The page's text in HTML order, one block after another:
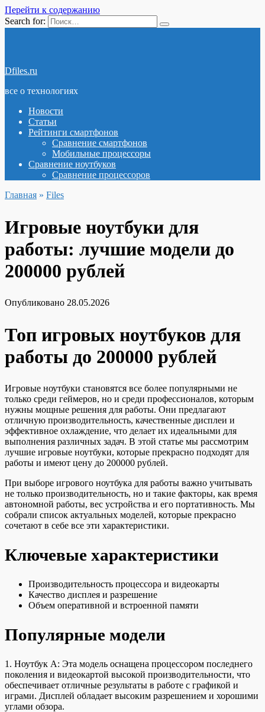
Перейти к содержанию
Search for:
Dfiles.ru
все о технологиях
Новости
Статьи
Рейтинги смартфонов
Сравнение смартфонов
Мобильные процессоры
Сравнение ноутбуков
Сравнение процессоров
Главная » Files
Игровые ноутбуки для
работы: лучшие модели до
200000 рублей
Опубликовано 28.05.2026
Топ игровых ноутбуков для
работы до 200000 рублей
Игровые ноутбуки становятся все более популярными не
только среди геймеров, но и среди профессионалов, которым
нужны мощные решения для работы. Они предлагают
отличную производительность, качественные дисплеи и
эффективное охлаждение, что делает их идеальными для
выполнения различных задач. В этой статье мы рассмотрим
лучшие игровые ноутбуки, которые прекрасно подходят для
работы и имеют цену до 200000 рублей.
При выборе игрового ноутбука для работы важно учитывать
не только производительность, но и такие факторы, как время
автономной работы, вес устройства и его портативность. Мы
собрали список актуальных моделей, которые прекрасно
сочетают в себе все эти характеристики.
Ключевые характеристики
Производительность процессора и видеокарты
Качество дисплея и разрешение
Объем оперативной и встроенной памяти
Популярные модели
1. Ноутбук A: Эта модель оснащена процессором последнего
поколения и видеокартой высокой производительности, что
обеспечивает отличные результаты в работе с графикой и
играми. Дисплей обладает высоким разрешением и хорошими
углами обзора.